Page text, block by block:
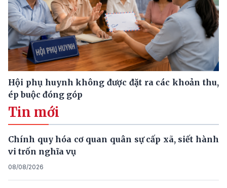
Hội phụ huynh không được đặt ra các khoản thu,
ép buộc đóng góp
Tin mới
Chính quy hóa cơ quan quân sự cấp xã, siết hành
vi trốn nghĩa vụ
08/08/2026